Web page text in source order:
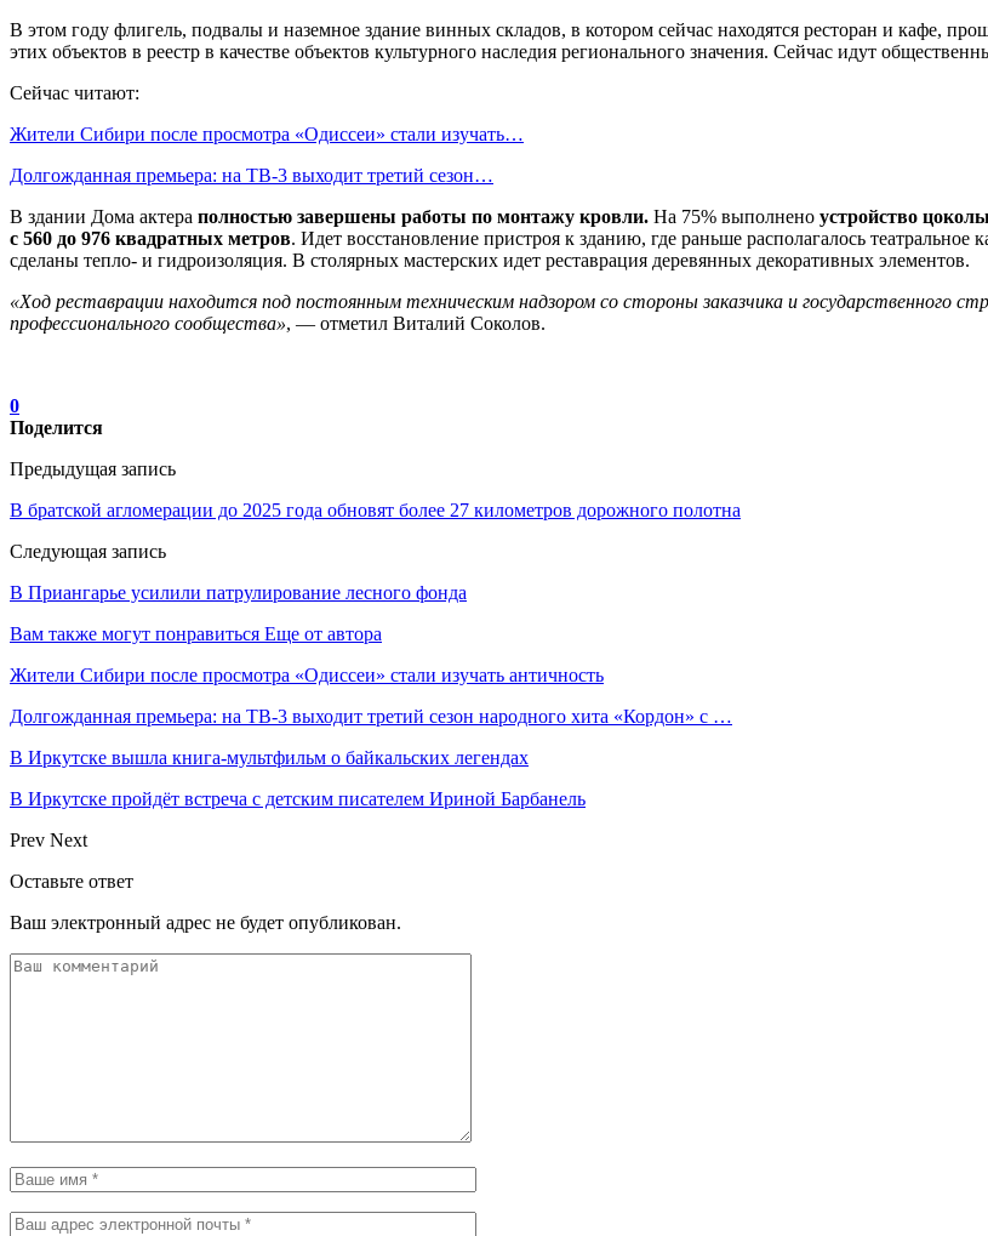
В этом году флигель, подвалы и наземное здание винных складов, в котором сейчас находятся ресторан и кафе,
этих объектов в реестр в качестве объектов культурного наследия регионального значения. Сейчас идут
Сейчас читают:
Жители Сибири после просмотра «Одиссеи» стали изучать…
Долгожданная премьера: на ТВ-3 выходит третий сезон…
В здании Дома актера полностью завершены работы по монтажу кровли. На 75% выполнено устройство
с 560 до 976 квадратных метров. Идет восстановление пристроя к зданию, где раньше располагалось
сделаны тепло- и гидроизоляция. В столярных мастерских идет реставрация деревянных декоративных элементов.
«Ход реставрации находится под постоянным техническим надзором со стороны заказчика и государственного
профессионального сообщества», — отметил Виталий Соколов.
0
Поделится
Предыдущая запись
В братской агломерации до 2025 года обновят более 27 километров дорожного полотна
Следующая запись
В Приангарье усилили патрулирование лесного фонда
Вам также могут понравиться Еще от автора
Жители Сибири после просмотра «Одиссеи» стали изучать античность
Долгожданная премьера: на ТВ-3 выходит третий сезон народного хита «Кордон» с …
В Иркутске вышла книга-мультфильм о байкальских легендах
В Иркутске пройдёт встреча с детским писателем Ириной Барбанель
Prev Next
Оставьте ответ
Ваш электронный адрес не будет опубликован.